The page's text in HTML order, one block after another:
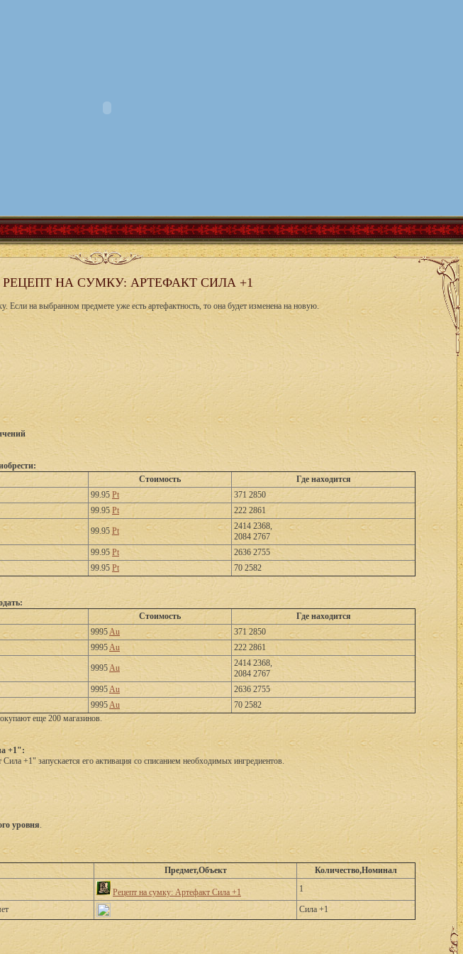
РЕЦЕПТ НА СУМКУ: АРТЕФАКТ СИЛА +1
Если на выбранном предмете уже есть артефактность, то она будет изменена на новую.
Стоимость
Где находится
99.95 Pt
371 2850
99.95 Pt 222 2861
99.95 Pt
2414 2368,
2084 2767
99.95 Pt
2636 2755
99.95 Pt 70 2582
Стоимость
Где находится
9995Au
371 2850
9995Au 222 2861
9995Au
2414 2368,
2084 2767
9995Au
2636 2755
9995Au
70 2582
еще 200 магазинов.
+1":
+1" запускается его активация со списанием необходимых ингредиентов.
уровня.
Предмет,Объект
Количество,Номинал
Рецепт на сумку: Артефакт Сила +1 1
Сила +1